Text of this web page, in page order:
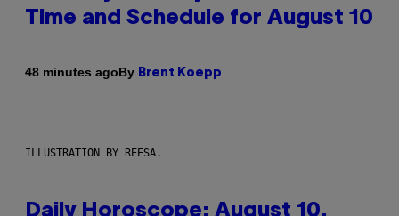
Time and Schedule for August 10
48 minutes agoBy Brent Koepp
ILLUSTRATION BY REESA.
Daily Horoscope: August 10,